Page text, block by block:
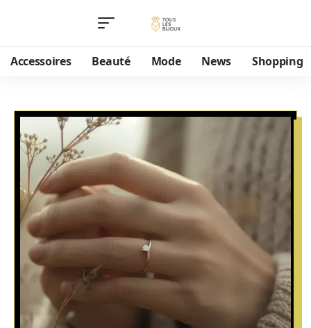
Accessoires Beauté Mode News Shopping